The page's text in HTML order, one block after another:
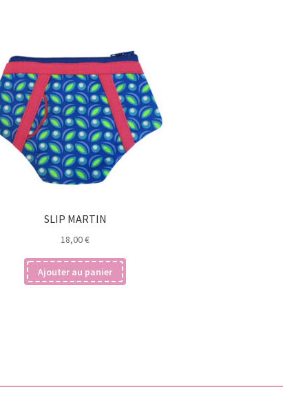
SLIP MARTIN
18,00€
Ajouter au panier